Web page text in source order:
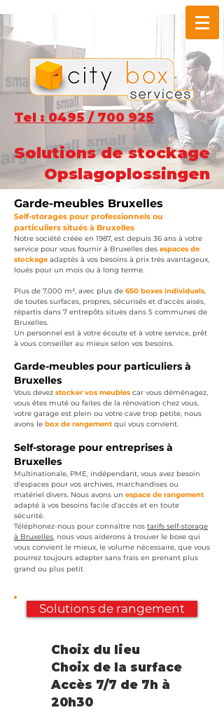
Tel : 0495 / 700 925
Solutions de stockage
Opslagoplossingen
Garde-meubles Bruxelles
Self-storages pour professionnels ou
particuliers situés à Bruxelles
Notre société créée en 1987, est depuis 36 ans à votre
service pour vous fournir à Bruxelles des espaces de
stockage adaptés à vos besoins à prix très avantageux,
loués pour un mois ou à long terme.
Plus de 7.000 m², avec plus de 650 boxes individuels,
de toutes surfaces, propres, sécurisés et d'accès aisés,
répartis dans 7 entrepôts situés dans 5 communes de
Bruxelles.
Un personnel est à votre écoute et à votre service, prêt
à vous conseiller au mieux selon vos besoins.
Garde-meubles pour particuliers à
Bruxelles
Vous devez stocker vos meubles car vous déménagez,
vous êtes muté ou faites de la rénovation chez vous,
votre garage est plein ou votre cave trop petite, nous
avons le box de rangement qui vous convient.
Self-storage pour entreprises à
Bruxelles
Multinationale, PME, indépendant, vous avez besoin
d'espaces pour vos archives, marchandises ou
matériel divers. Nous avons un espace de rangement
adapté à vos besoins facile d'accès et en toute
sécurité.
Téléphonez-nous pour connaître nos tarifs self-storage
à Bruxelles, nous vous aiderons à trouver le boxe qui
vous convient le mieux, le volume nécessaire, que vous
pourrez toujours adapter sans frais en prenant plus
grand ou plus petit
Solutions de rangement
Choix du lieu
Choix de la surface
Accès 7/7 de 7h à
20h30